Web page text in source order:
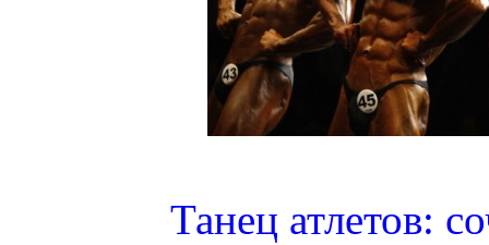
Танец атлетов: